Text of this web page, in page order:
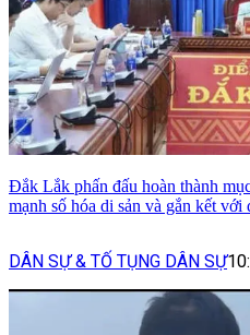
Đắk Lắk phấn đấu hoàn thành
mạnh số hóa di sản và gắn kết với
DÂN SỰ & TỐ TỤNG DÂN SỰ